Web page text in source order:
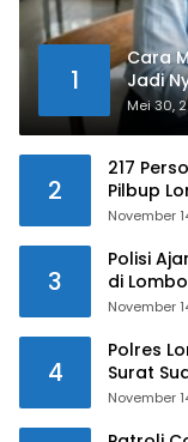
1
Cara
Jadi
Mei 30,
2
217
Pilbup
November
3
Polisi
di
November
4
Polres
Surat
November